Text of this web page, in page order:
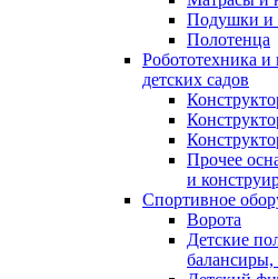
Подушки и
Полотенца
Робототехника и
детских садов
Прочее
и
Спортивное
Ворота
Детские
балансиры,